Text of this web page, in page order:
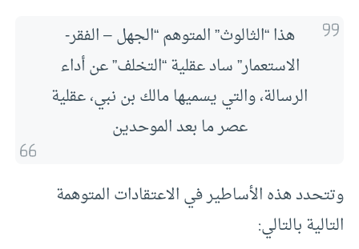
هذا “الثالوث” المتوهم “الجهل – الفقر-
الاستعمار” ساد عقلية “التخلف” عن أداء
الرسالة، والتي يسميها مالك بن نبي، عقلية
عصر ما بعد الموحدين
وتتحدد هذه الأساطير في الاعتقادات المتوهمة
التالية بالتالي: